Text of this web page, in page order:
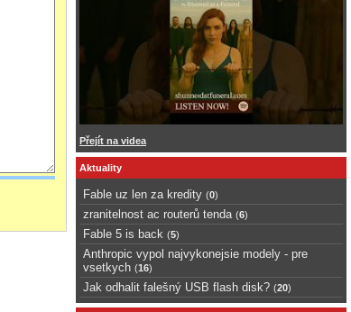
Přejít na videa
Aktuality
Fable uz len za kredity (0)
zranitelnost ac routerů tenda (6)
Fable 5 is back (5)
Anthropic vypol najvykonejsie modely - pre
vsetkych (16)
Jak odhalit falešný USB flash disk? (20)